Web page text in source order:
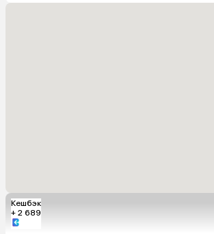
Кешбэк
+ 2 689